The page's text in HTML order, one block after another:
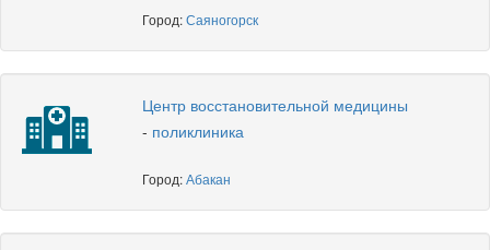
Город:Саяногорск
Центр восстановительной медицины
- поликлиника
Город:Абакан